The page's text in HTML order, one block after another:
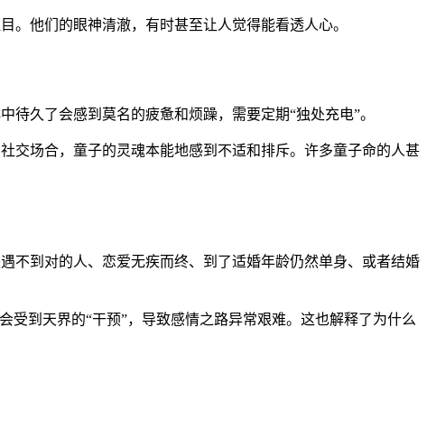
他们的眼神清澈，有时甚至让人觉得能看透人心。
久了会感到莫名的疲惫和烦躁，需要定期“独处充电”。
场合，童子的灵魂本能地感到不适和排斥。许多童子命的人甚
不到对的人、恋爱无疾而终、到了适婚年龄仍然单身、或者结婚
到天界的“干预”，导致感情之路异常艰难。这也解释了为什么